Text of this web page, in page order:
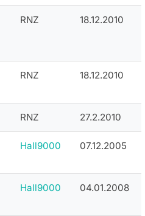
RNZ 18.12.2010
RNZ 18.12.2010
RNZ 27.2.2010
Hall9000 07.12.2005
Hall9000 04.01.2008